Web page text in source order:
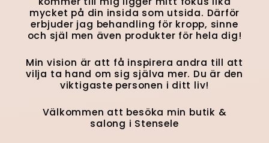
mycket på din insida som utsida. Därför
erbjuder jag behandling för kropp, sinne
och själ men även produkter för hela dig!
Min vision är att få inspirera andra till att
vilja ta hand om sig själva mer. Du är den
viktigaste personen i ditt liv!
Välkommen att besöka min butik &
salong i Stensele